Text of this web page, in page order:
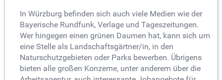
In Würzburg befinden sich auch viele Medien wie der
Bayerische Rundfunk, Verlage und Tageszeitungen.
Wer hingegen einen grünen Daumen hat, kann sich um
eine Stelle als Landschaftsgärtner/in, in den
Naturschutzgebieten oder Parks bewerben. Übrigens
bieten alle großen Konzerne, unter anderem über die